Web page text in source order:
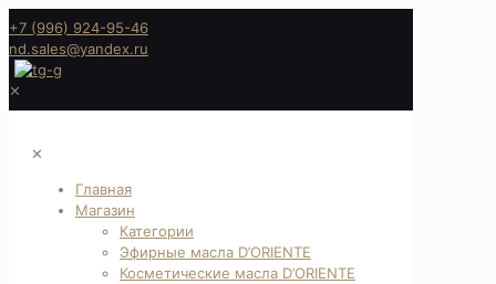
+7 (996) 924-95-46
nd.sales@yandex.ru
✕
✕
Главная
Магазин
Категории
Эфирные масла D’ORIENTE
Косметические масла D’ORIENTE